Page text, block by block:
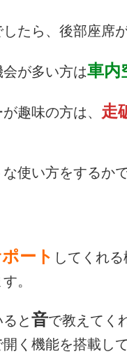
たら、後部座席
が多い方は車内
趣味の方は、 走
使い方をするか
ート してくれる
。
と音で教えてく
く機能を搭載し